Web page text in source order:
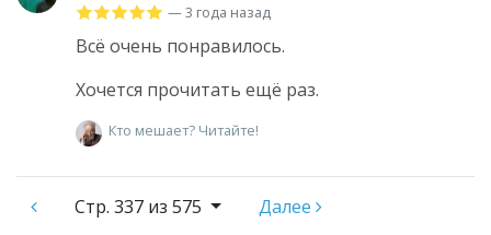
— 3 года назад
Всё очень понравилось.
Хочется прочитать ещё раз.
Кто мешает? Читайте!
Стр. 337 из 575 Далее